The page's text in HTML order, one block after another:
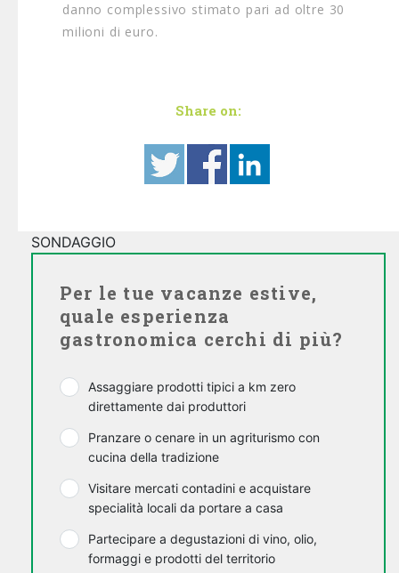
danno complessivo stimato pari ad oltre 30
milioni di euro.
Share on:
SONDAGGIO
Per le tue vacanze estive,
quale esperienza
gastronomica cerchi di più?
Assaggiare prodotti tipici a km zero
direttamente dai produttori
Pranzare o cenare in un agriturismo con
cucina della tradizione
Visitare mercati contadini e acquistare
specialità locali da portare a casa
Partecipare a degustazioni di vino, olio,
formaggi e prodotti del territorio